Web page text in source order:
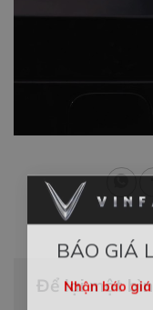
BÁO GIÁ
Nhận báo
Để lại một